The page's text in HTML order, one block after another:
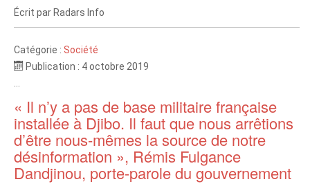
Écrit par Radars Info
Catégorie : Société
Publication : 4 octobre 2019
« Il n’y a pas de base militaire française
installée à Djibo. Il faut que nous arrêtions
d’être nous-mêmes la source de notre
désinformation », Rémis Fulgance
Dandjinou, porte-parole du gouvernement